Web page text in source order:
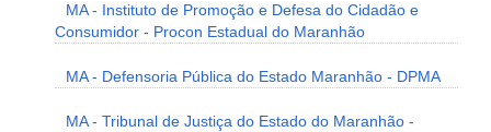
MA - Instituto de Promoção e Defesa do Cidadão e
Consumidor - Procon Estadual do Maranhão
MA - Defensoria Pública do Estado Maranhão - DPMA
MA - Tribunal de Justiça do Estado do Maranhão -